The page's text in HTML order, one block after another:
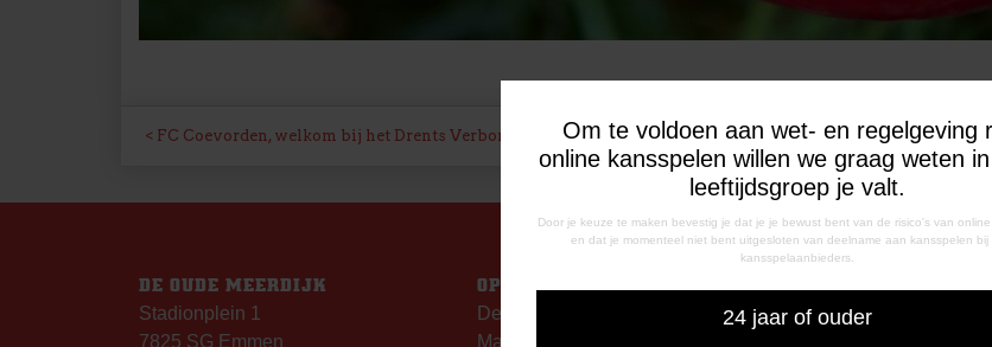
Om te voldoen aan wet- en regelgeving
online kansspelen willen we graag weten
leeftijdsgroep je valt.
Door je keuze te maken bevestig je dat je je bewust bent van de risico's van
en dat je momenteel niet bent uitgesloten van deelname aan kansspelen bij
kansspelaanbieders.
24 jaar of ouder
BERICHT
NAVIGATIE
FC Coevorden, welkom bij het Drents Verbond!
DE OUDE MEERDIJK
Stadionplein 1
7825 SG Emmen
OPENINGSTIJDEN
De Oude Meerdijk
Maandag: 09.00 – 17.00 uur
Postbus 26